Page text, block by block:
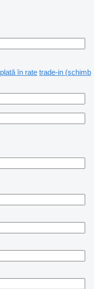
plată în rate trade-in (schimb